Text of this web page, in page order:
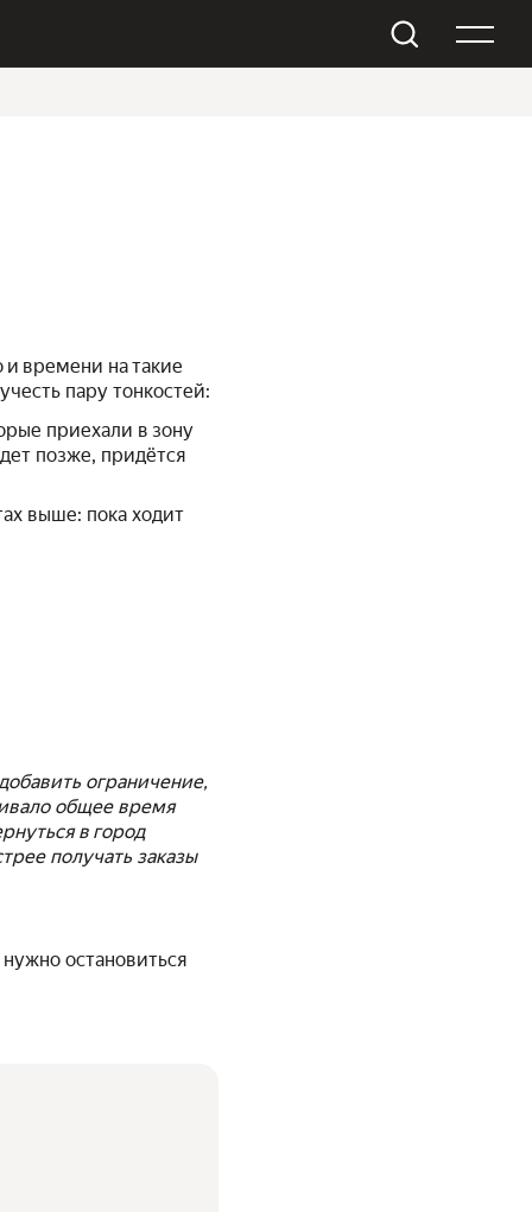
и времени на такие
пару тонкостей:
приехали в зону
позже, придётся
выше: пока ходит
ограничение,
общее время
в город
получать заказы
остановиться